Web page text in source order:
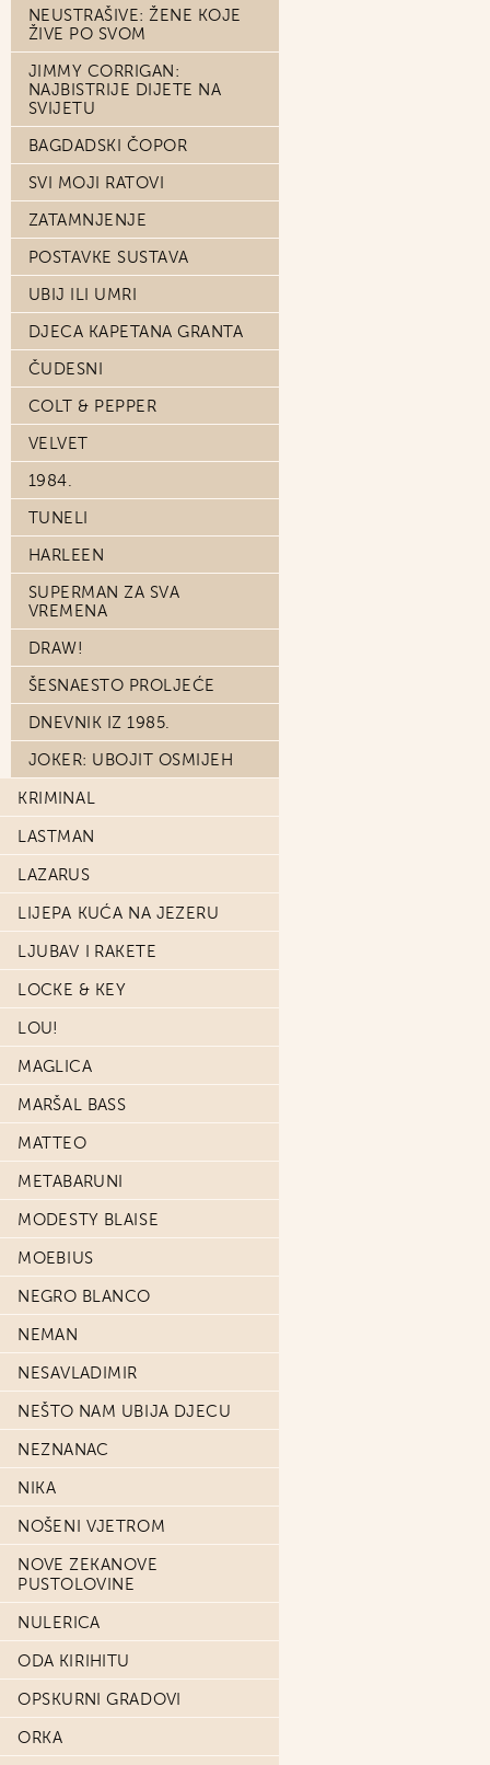
NEUSTRAŠIVE: ŽENE KOJE
ŽIVE PO SVOM
JIMMY CORRIGAN:
NAJBISTRIJE DIJETE NA
SVIJETU
BAGDADSKI ČOPOR
SVI MOJI RATOVI
ZATAMNJENJE
POSTAVKE SUSTAVA
UBIJ ILI UMRI
DJECA KAPETANA GRANTA
ČUDESNI
COLT & PEPPER
VELVET
1984.
TUNELI
HARLEEN
SUPERMAN ZA SVA
VREMENA
DRAW!
ŠESNAESTO PROLJEĆE
DNEVNIK IZ 1985.
JOKER: UBOJIT OSMIJEH
KRIMINAL
LASTMAN
LAZARUS
LIJEPA KUĆA NA JEZERU
LJUBAV I RAKETE
LOCKE & KEY
LOU!
MAGLICA
MARŠAL BASS
MATTEO
METABARUNI
MODESTY BLAISE
MOEBIUS
NEGRO BLANCO
NEMAN
NESAVLADIMIR
NEŠTO NAM UBIJA DJECU
NEZNANAC
NIKA
NOŠENI VJETROM
NOVE ZEKANOVE
PUSTOLOVINE
NULERICA
ODA KIRIHITU
OPSKURNI GRADOVI
ORKA